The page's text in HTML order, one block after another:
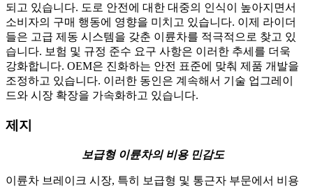
되고 있습니다. 도로 안전에 대한 대중의 인식이 높아지면서
소비자의 구매 행동에 영향을 미치고 있습니다. 이제 라이더
들은 고급 제동 시스템을 갖춘 이륜차를 적극적으로 찾고 있
습니다. 보험 및 규정 준수 요구 사항은 이러한 추세를 더욱
강화합니다. OEM은 진화하는 안전 표준에 맞춰 제품 개발을
조정하고 있습니다. 이러한 동인은 계속해서 기술 업그레이
드와 시장 확장을 가속화하고 있습니다.
제지
보급형 이륜차의 비용 민감도
이륜차 브레이크 시장, 특히 보급형 및 통근자 부문에서 비용